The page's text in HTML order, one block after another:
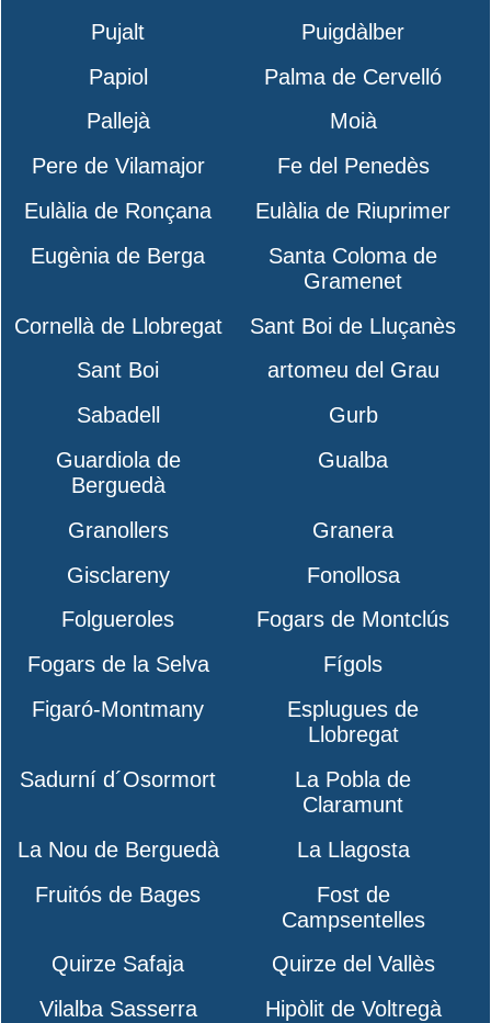
Pujalt
Puigdàlber
Papiol
Palma de Cervelló
Pallejà
Moià
Pere de Vilamajor
Fe del Penedès
Eulàlia de Ronçana
Eulàlia de Riuprimer
Eugènia de Berga
Santa Coloma de
Gramenet
Cornellà de Llobregat
Sant Boi de Lluçanès
Sant Boi
artomeu del Grau
Sabadell
Gurb
Guardiola de
Berguedà
Gualba
Granollers
Granera
Gisclareny
Fonollosa
Folgueroles
Fogars de Montclús
Fogars de la Selva
Fígols
Figaró-Montmany
Esplugues de
Llobregat
Sadurní d´Osormort
La Pobla de
Claramunt
La Nou de Berguedà
La Llagosta
Fruitós de Bages
Fost de
Campsentelles
Quirze Safaja
Quirze del Vallès
Vilalba Sasserra
Hipòlit de Voltregà